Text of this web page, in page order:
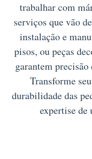
trabalhar com
serviços que vão
instalação e
pisos, ou peças
garantem
Transforme
durabilidade das
expertise de